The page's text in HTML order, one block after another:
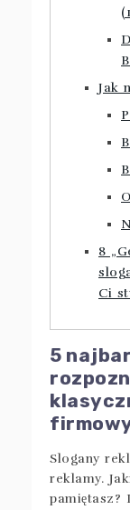
Jak
8
Ci
5
Slogany
reklamy.
pamiętasz?